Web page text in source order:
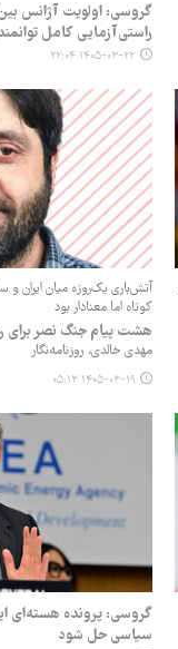
گروسی: اولویت آژانس
راستی‌آزمایی کامل
۱۴۰۵-۰۳-۲۲ ۲۲:۰۴
آتش‌باری یک‌روزه میان ایران
کوتاه اما معنادار بود
هشت پیام جنگ نصر برای
مهدی خالدی، روزنامه‌نگار
۱۴۰۵-۰۳-۱۹ ۰۵:۱۳
گروسی: پرونده هسته‌ای
سیاسی حل شود